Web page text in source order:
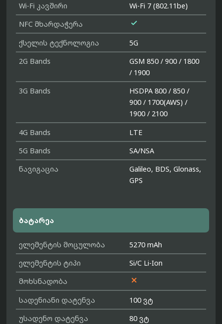
Wi-Fi კავშირი
Wi-Fi 7 (802.11be)
NFC მხარდაჭერა

ქსელის ტექნოლოგია
5G
2G Bands
GSM 850 / 900 / 1800
/ 1900
3G Bands
HSDPA 800 / 850 /
900 / 1700(AWS) /
1900 / 2100
4G Bands
LTE
5G Bands
SA/NSA
ნავიგაცია
Galileo, BDS, Glonass,
GPS
ბატარეა
ელემენტის მოცულობა
5270 mAh
ელემენტის ტიპი
Si/C Li-Ion
მოხსნადობა

სადენიანი დატენვა
100 ვტ
უსადენო დატენვა
80 ვტ